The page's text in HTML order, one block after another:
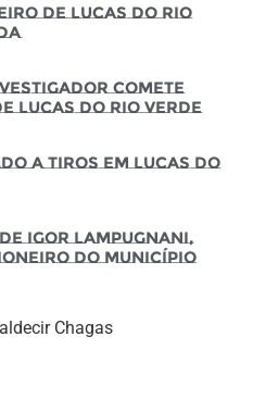
de Lucas do Rio
comete
Lucas do Rio Verde
a tiros em Lucas do
Igor Lampugnani,
do município
Chagas